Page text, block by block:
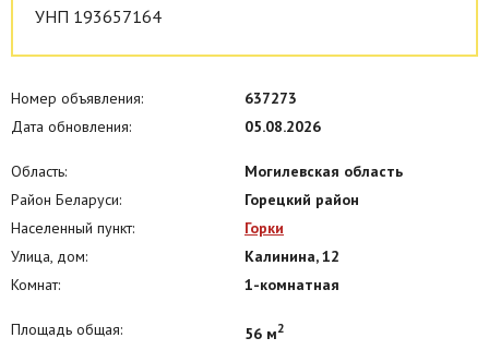
УНП 193657164
Номер объявления:
637273
Дата обновления:
05.08.2026
Область:
Могилевская область
Район Беларуси:
Горецкий район
Населенный пункт:
Горки
Улица, дом:
Калинина, 12
Комнат:
1-комнатная
Площадь общая: 56 м2